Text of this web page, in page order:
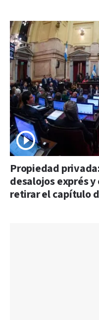
Propiedad
desalojos exprés
retirar el capítulo